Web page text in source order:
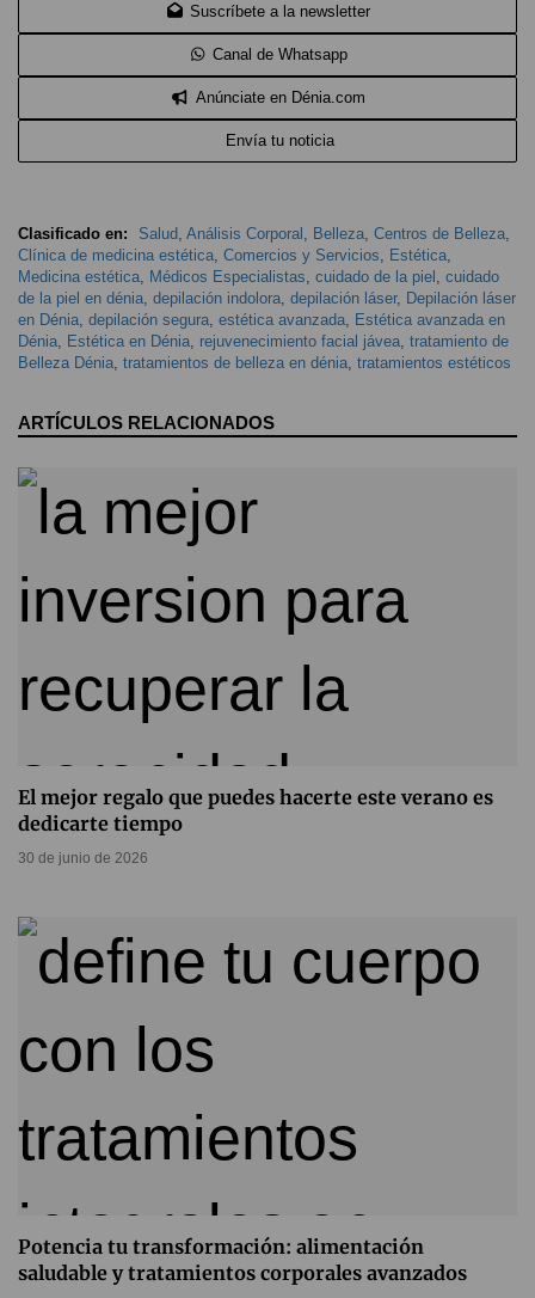
Suscríbete a la newsletter
Canal de Whatsapp
Anúnciate en Dénia.com
Envía tu noticia
Clasificado en: Salud Análisis Corporal Belleza Centros de Belleza
Clínica de medicina estética Comercios y Servicios Estética
Medicina estética
Médicos Especialistas cuidado de la piel
cuidado
de la piel en dénia depilación indolora depilación láser, Depilación láser
en Dénia depilación segura estética avanzada
Estética avanzada en
Dénia
Estética en Dénia rejuvenecimiento facial jávea tratamiento de
Belleza Dénia tratamientos de belleza en dénia tratamientos estéticos
ARTÍCULOS RELACIONADOS
El mejor regalo que puedes hacerte este verano es
dedicarte tiempo
30 de junio de 2026
Potencia tu transformación: alimentación
saludable y tratamientos corporales avanzados